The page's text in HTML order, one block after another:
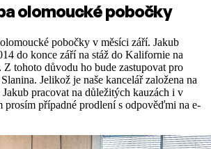
olomoucké pobočky
pobočky v měsíci září. Jakub
do konce září na stáž do Kalifornie na
tohoto důvodu ho bude zastupovat pro
Jelikož je naše kancelář založena na
pracovat na důležitých kauzách i v
případné prodlení s odpověďmi na e-